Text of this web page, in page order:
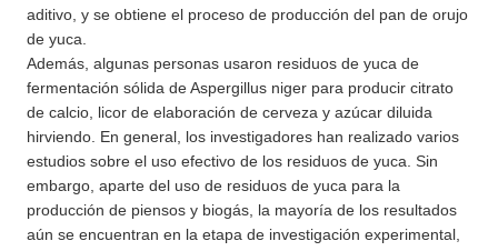
aditivo, y se obtiene el proceso de producción del pan de orujo
de yuca.
Además, algunas personas usaron residuos de yuca de
fermentación sólida de Aspergillus niger para producir citrato
de calcio, licor de elaboración de cerveza y azúcar diluida
hirviendo. En general, los investigadores han realizado varios
estudios sobre el uso efectivo de los residuos de yuca. Sin
embargo, aparte del uso de residuos de yuca para la
producción de piensos y biogás, la mayoría de los resultados
aún se encuentran en la etapa de investigación experimental,